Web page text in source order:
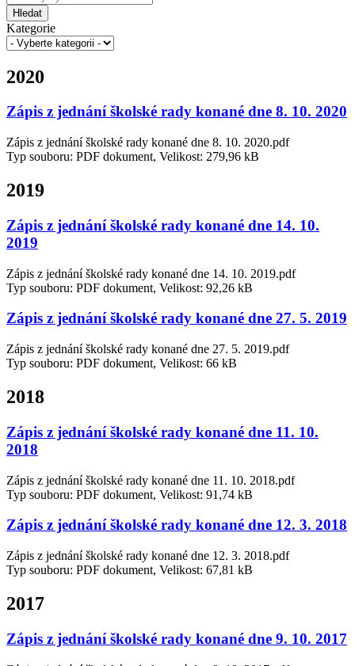
Hledat
Kategorie
2020
Zápis z jednání školské rady konané dne 8. 10. 2020
Zápis z jednání školské rady konané dne 8. 10. 2020.pdf
Typ souboru: PDF dokument, Velikost: 279,96 kB
2019
Zápis z jednání školské rady konané dne 14. 10.
2019
Zápis z jednání školské rady konané dne 14. 10. 2019.pdf
Typ souboru: PDF dokument, Velikost: 92,26 kB
Zápis z jednání školské rady konané dne 27. 5. 2019
Zápis z jednání školské rady konané dne 27. 5. 2019.pdf
Typ souboru: PDF dokument, Velikost: 66 kB
2018
Zápis z jednání školské rady konané dne 11. 10.
2018
Zápis z jednání školské rady konané dne 11. 10. 2018.pdf
Typ souboru: PDF dokument, Velikost: 91,74 kB
Zápis z jednání školské rady konané dne 12. 3. 2018
Zápis z jednání školské rady konané dne 12. 3. 2018.pdf
Typ souboru: PDF dokument, Velikost: 67,81 kB
2017
Zápis z jednání školské rady konané dne 9. 10. 2017